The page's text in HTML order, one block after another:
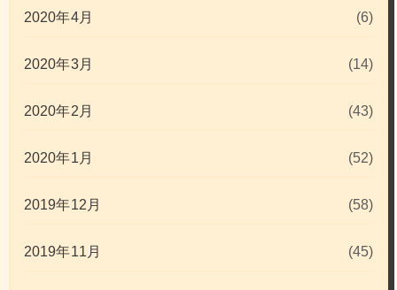
2020年4月 (6)
2020年3月 (14)
2020年2月 (43)
2020年1月 (52)
2019年12月 (58)
2019年11月 (45)